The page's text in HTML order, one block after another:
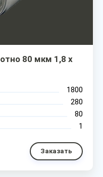
80 мкм 1,8 х
1800
280
80
1
Заказать